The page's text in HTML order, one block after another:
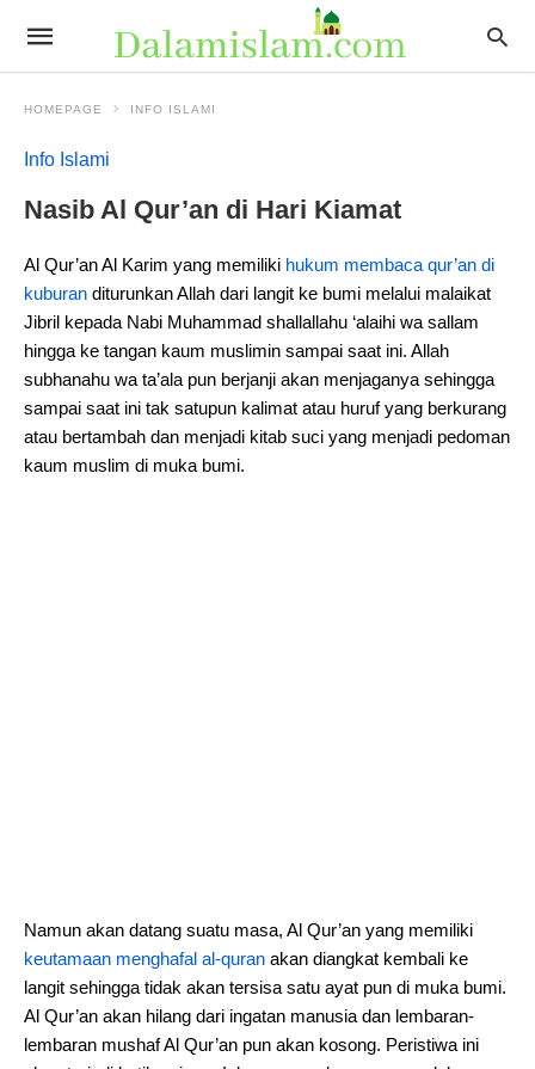
HOMEPAGE INFO ISLAMI
Info Islami
Nasib Al Qur’an di Hari Kiamat
Al Qur’an Al Karim yang memiliki hukum membaca qur’an di
kuburan diturunkan Allah dari langit ke bumi melalui malaikat
Jibril kepada Nabi Muhammad shallallahu ‘alaihi wa sallam
hingga ke tangan kaum muslimin sampai saat ini. Allah
subhanahu wa ta’ala pun berjanji akan menjaganya sehingga
sampai saat ini tak satupun kalimat atau huruf yang berkurang
atau bertambah dan menjadi kitab suci yang menjadi pedoman
kaum muslim di muka bumi.
Namun akan datang suatu masa, Al Qur’an yang memiliki
keutamaan menghafal al-quran akan diangkat kembali ke
langit sehingga tidak akan tersisa satu ayat pun di muka bumi.
Al Qur’an akan hilang dari ingatan manusia dan lembaran-
lembaran mushaf Al Qur’an pun akan kosong. Peristiwa ini